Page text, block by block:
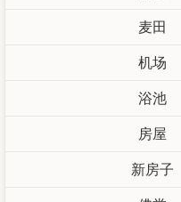
麦田
机场
浴池
房屋
新房子